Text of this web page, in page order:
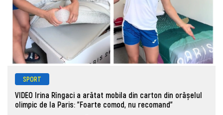
SPORT
VIDEO Irina Rîngaci a arătat mobila din carton din orășelul
olimpic de la Paris: ”Foarte comod, nu recomand”